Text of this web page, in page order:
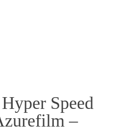
Speed
–